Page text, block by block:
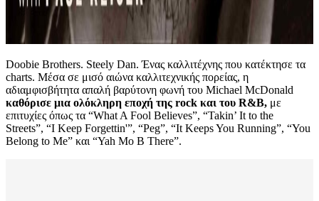
Doobie Brothers. Steely Dan. Ένας καλλιτέχνης που κατέκτησε τα
charts. Μέσα σε μισό αιώνα καλλιτεχνικής πορείας, η
αδιαμφισβήτητα απαλή βαρύτονη φωνή του Michael McDonald
καθόρισε μια ολόκληρη εποχή της rock και του R&B, με
επιτυχίες όπως τα “What A Fool Believes”, “Takin’ It to the
Streets”, “I Keep Forgettin'”, “Peg”, “It Keeps You Running”, “You
Belong to Me” και “Yah Mo B There”.